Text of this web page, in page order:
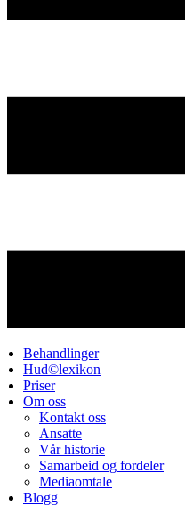
Behandlinger
Hud©lexikon
Priser
Om oss
Kontakt oss
Ansatte
Vår historie
Samarbeid og fordeler
Mediaomtale
Blogg